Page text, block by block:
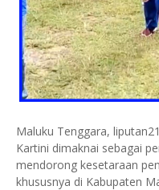
Maluku Tenggara,
Kartini dimaknai sebagai
mendorong kesetaraan
khususnya di Kabupaten